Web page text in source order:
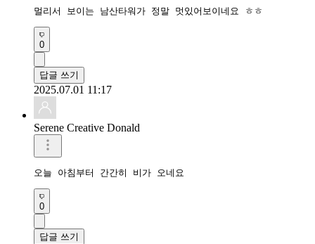
멀리서 보이는 남산타워가 정말 멋있어보이네요 ㅎㅎ
0
답글 쓰기
2025.07.01 11:17
Serene Creative Donald
오늘 아침부터 간간히 비가 오네요
0
답글 쓰기